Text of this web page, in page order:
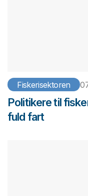
Fiskerisektoren
Politikere til
fuld fart